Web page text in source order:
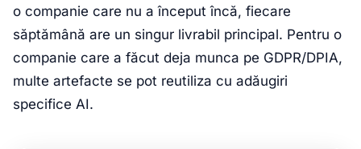
o companie care nu a început încă, fiecare
săptămână are un singur livrabil principal. Pentru o
companie care a făcut deja munca pe GDPR/DPIA,
multe artefacte se pot reutiliza cu adăugiri
specifice AI.